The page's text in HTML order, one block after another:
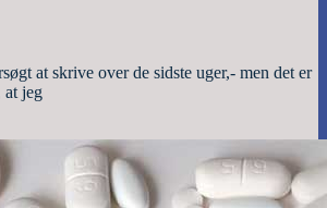
at skrive over de sidste uger,- men det er
at jeg